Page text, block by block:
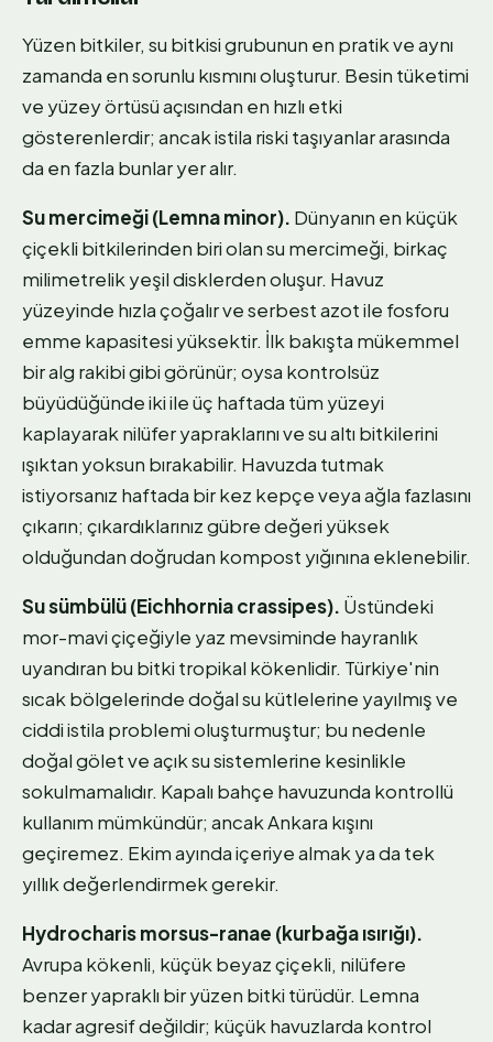
Yüzen bitkiler, su bitkisi grubunun en pratik ve aynı
zamanda en sorunlu kısmını oluşturur. Besin tüketimi
ve yüzey örtüsü açısından en hızlı etki
gösterenlerdir; ancak istila riski taşıyanlar arasında
da en fazla bunlar yer alır.
Su mercimeği (Lemna minor). Dünyanın en küçük
çiçekli bitkilerinden biri olan su mercimeği, birkaç
milimetrelik yeşil disklerden oluşur. Havuz
yüzeyinde hızla çoğalır ve serbest azot ile fosforu
emme kapasitesi yüksektir. İlk bakışta mükemmel
bir alg rakibi gibi görünür; oysa kontrolsüz
büyüdüğünde iki ile üç haftada tüm yüzeyi
kaplayarak nilüfer yapraklarını ve su altı bitkilerini
ışıktan yoksun bırakabilir. Havuzda tutmak
istiyorsanız haftada bir kez kepçe veya ağla fazlasını
çıkarın; çıkardıklarınız gübre değeri yüksek
olduğundan doğrudan kompost yığınına eklenebilir.
Su sümbülü (Eichhornia crassipes). Üstündeki
mor-mavi çiçeğiyle yaz mevsiminde hayranlık
uyandıran bu bitki tropikal kökenlidir. Türkiye'nin
sıcak bölgelerinde doğal su kütlelerine yayılmış ve
ciddi istila problemi oluşturmuştur; bu nedenle
doğal gölet ve açık su sistemlerine kesinlikle
sokulmamalıdır. Kapalı bahçe havuzunda kontrollü
kullanım mümkündür; ancak Ankara kışını
geçiremez. Ekim ayında içeriye almak ya da tek
yıllık değerlendirmek gerekir.
Hydrocharis morsus-ranae (kurbağa ısırığı).
Avrupa kökenli, küçük beyaz çiçekli, nilüfere
benzer yapraklı bir yüzen bitki türüdür. Lemna
kadar agresif değildir; küçük havuzlarda kontrol